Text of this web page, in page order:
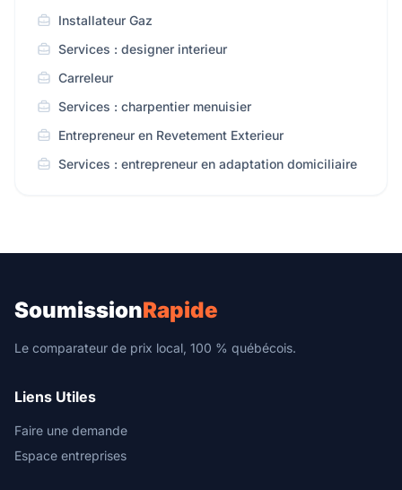
Installateur Gaz
Services : designer interieur
Carreleur
Services : charpentier menuisier
Entrepreneur en Revetement Exterieur
Services : entrepreneur en adaptation domiciliaire
SoumissionRapide
Le comparateur de prix local, 100 % québécois.
Liens Utiles
Faire une demande
Espace entreprises